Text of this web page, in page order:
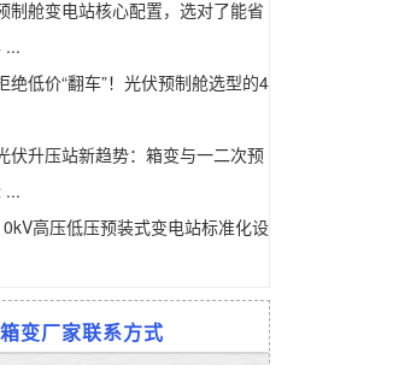
制舱变电站核心配置，选对了能省
...
绝低价“翻车”！光伏预制舱选型的4
伏升压站新趋势：箱变与一二次预
...
高压低压预装式变电站标准化设
箱变厂家联系方式